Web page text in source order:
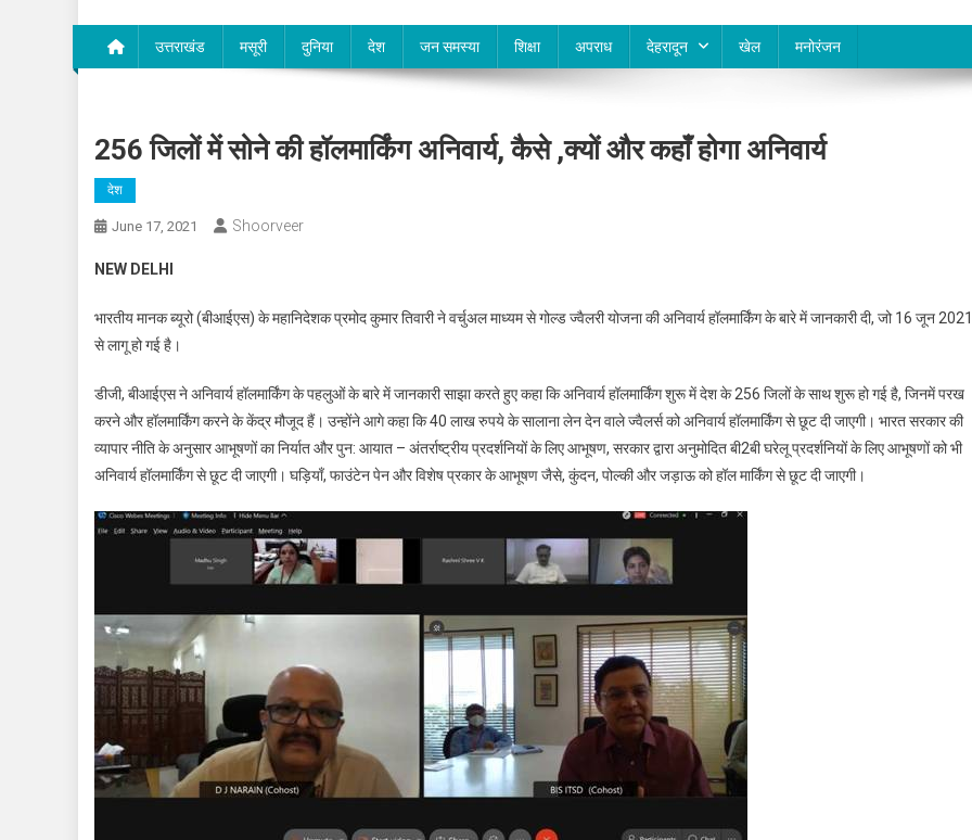
उत्तराखंड मसूरी दुनिया देश जन समस्या शिक्षा अपराध देहरादून खेल मनोरंजन
256 जिलों में सोने की हॉलमार्किंग अनिवार्य, कैसे ,क्यों और कहाँ होगा अनिवार्य
देश
June 17, 2021 Shoorveer
NEW DELHI
भारतीय मानक ब्यूरो (बीआईएस) के महानिदेशक प्रमोद कुमार तिवारी ने वर्चुअल माध्यम से गोल्ड ज्वैलरी योजना की अनिवार्य हॉलमार्किंग के बारे में जानकारी दी, जो 16 जून 2021
से लागू हो गई है।
डीजी, बीआईएस ने अनिवार्य हॉलमार्किंग के पहलुओं के बारे में जानकारी साझा करते हुए कहा कि अनिवार्य हॉलमार्किंग शुरू में देश के 256 जिलों के साथ शुरू हो गई है, जिनमें परख
करने और हॉलमार्किंग करने के केंद्र मौजूद हैं। उन्होंने आगे कहा कि 40 लाख रुपये के सालाना लेन देन वाले ज्वैलर्स को अनिवार्य हॉलमार्किंग से छूट दी जाएगी। भारत सरकार की
व्यापार नीति के अनुसार आभूषणों का निर्यात और पुन: आयात – अंतर्राष्ट्रीय प्रदर्शनियों के लिए आभूषण, सरकार द्वारा अनुमोदित बी2बी घरेलू प्रदर्शनियों के लिए आभूषणों को भी
अनिवार्य हॉलमार्किंग से छूट दी जाएगी। घड़ियाँ, फाउंटेन पेन और विशेष प्रकार के आभूषण जैसे, कुंदन, पोल्की और जड़ाऊ को हॉल मार्किंग से छूट दी जाएगी।